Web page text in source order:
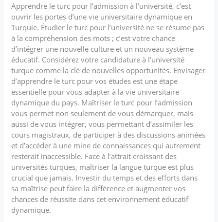
Apprendre le turc pour l’admission à l’université, c’est
ouvrir les portes d’une vie universitaire dynamique en
Turquie. Étudier le turc pour l’université ne se résume pas
à la compréhension des mots ; c’est votre chance
d’intégrer une nouvelle culture et un nouveau système
éducatif. Considérez votre candidature à l’université
turque comme la clé de nouvelles opportunités. Envisager
d’apprendre le turc pour vos études est une étape
essentielle pour vous adapter à la vie universitaire
dynamique du pays. Maîtriser le turc pour l’admission
vous permet non seulement de vous démarquer, mais
aussi de vous intégrer, vous permettant d’assimiler les
cours magistraux, de participer à des discussions animées
et d’accéder à une mine de connaissances qui autrement
resterait inaccessible. Face à l’attrait croissant des
universités turques, maîtriser la langue turque est plus
crucial que jamais. Investir du temps et des efforts dans
sa maîtrise peut faire la différence et augmenter vos
chances de réussite dans cet environnement éducatif
dynamique.